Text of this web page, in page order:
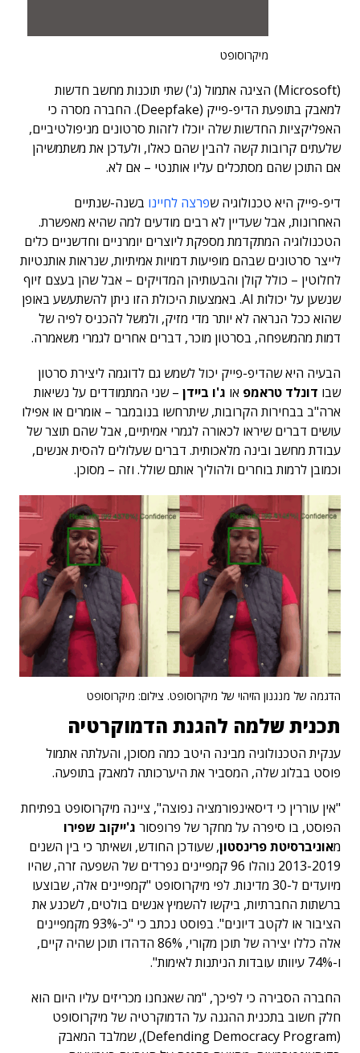
מיקרוסופט
(Microsoft) הציגה אתמול (ג') שתי תוכנות מחשב חדשות
למאבק בתופעת הדיפ-פייק (Deepfake). החברה מסרה כי
האפליקציות החדשות שלה יוכלו לזהות סרטונים מניפולטיביים,
שלעתים קרובות קשה להבין שהם כאלו, ולעדכן את משתמשיהן
אם התוכן שהם מסתכלים עליו אותנטי – אם לא.
דיפ-פייק היא טכנולוגיה שפרצה לחיינו בשנה-שנתיים
האחרונות, אבל שעדיין לא רבים מודעים למה שהיא מאפשרת.
הטכנולוגיה המתקדמת מספקת ליוצרים יומרניים וחדשניים כלים
לייצר סרטונים שבהם מופיעות דמויות אמיתיות, שנראות אותנטיות
לחלוטין – כולל קולן והבעותיהן המדויקים – אבל שהן בעצם זיוף
שנשען על יכולות AI. באמצעות היכולת הזו ניתן להשתעשע באופן
שהוא ככל הנראה לא יותר מדי מזיק, ולמשל להכניס לפיה של
דמות מהמשפחה, בסרטון מוכר, דברים אחרים לגמרי משאמרה.
הבעיה היא שהדיפ-פייק יכול לשמש גם לדוגמה ליצירת סרטון
שבו דונלד טראמפ או ג'ו ביידן – שני המתמודדים על נשיאות
ארה"ב בבחירות הקרובות, שיתרחשו בנובמבר – אומרים או אפילו
עושים דברים שיראו לכאורה לגמרי אמיתיים, אבל שהם תוצר של
עבודת מחשב ובינה מלאכותית. דברים שעלולים להסית אנשים,
וכמובן לרמות בוחרים ולהוליך אותם שולל. וזה – מסוכן.
הדגמה של מנגנון הזיהוי של מיקרוסופט. צילום: מיקרוסופט
תכנית שלמה להגנת הדמוקרטיה
ענקית הטכנולוגיה מבינה היטב כמה מסוכן, והעלתה אתמול
פוסט בבלוג שלה, המסביר את היערכותה למאבק בתופעה.
"אין עוררין כי דיסאינפורמציה נפוצה", ציינה מיקרוסופט בפתיחת
הפוסט, בו סיפרה על מחקר של פרופסור ג'ייקוב שפירו
מאוניברסיטת פרינסטון, שעודכן החודש, ושאיתר כי בין השנים
2013-2019 נוהלו 96 קמפיינים נפרדים של השפעה זרה, שהיו
מיועדים ל-30 מדינות. לפי מיקרוסופט "קמפיינים אלה, שבוצעו
ברשתות החברתיות, ביקשו להשמיץ אנשים בולטים, לשכנע את
הציבור או לקטב דיונים". בפוסט נכתב כי "כ-93% מקמפיינים
אלה כללו יצירה של תוכן מקורי, 86% הדהדו תוכן שהיה קיים,
ו-74% עיוותו עובדות הניתנות לאימות".
החברה הסבירה כי לפיכך, "מה שאנחנו מכריזים עליו היום הוא
חלק חשוב בתכנית ההגנה על הדמוקרטיה של מיקרוסופט
(Defending Democracy Program), שמלבד המאבק